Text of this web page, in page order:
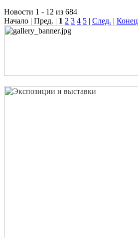
Новости 1 - 12 из 684
Начало | Пред. | 1 2 3 4 5 | След. | Конец